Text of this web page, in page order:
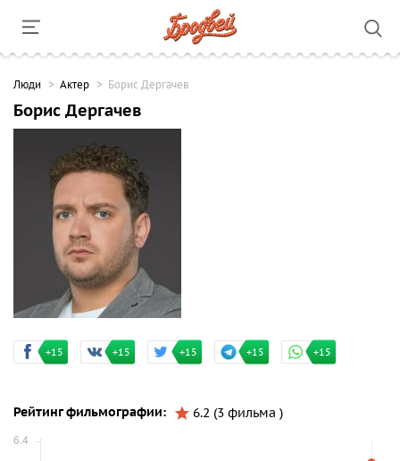
Люди Актер Борис Дергачев
Борис Дергачев
+15 +15 +15 +15 +15
Рейтинг фильмографии: 6.2 (3 фильма )